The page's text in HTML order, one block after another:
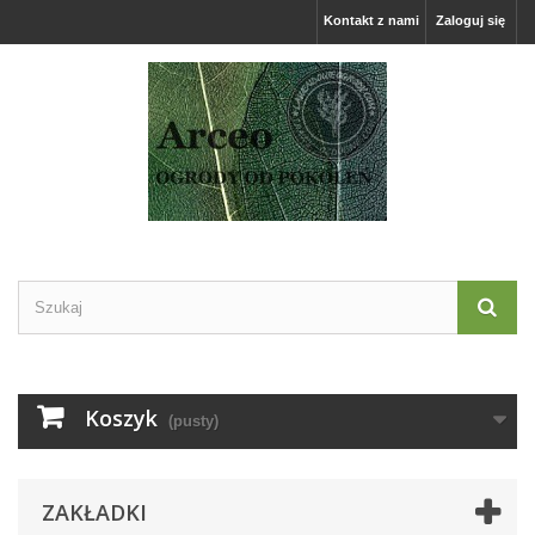
Zaloguj się
Kontakt z nami
Koszyk (pusty)
ZAKŁADKI